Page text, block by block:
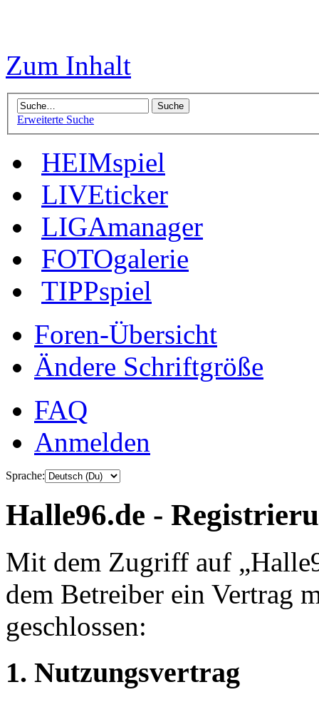
Zum Inhalt
Erweiterte Suche
HEIMspiel
LIVEticker
LIGAmanager
FOTOgalerie
TIPPspiel
Foren-Übersicht
Ändere Schriftgröße
FAQ
Anmelden
Sprache:
Halle96.de -
Mit dem Zugriff auf
dem Betreiber ein Vertrag
geschlossen:
1. Nutzungsvertrag